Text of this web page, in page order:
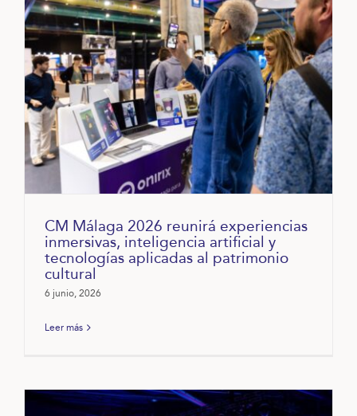
CM Málaga 2026 reunirá experiencias
inmersivas, inteligencia artificial y
tecnologías aplicadas al patrimonio
cultural
6 junio, 2026
Leer más